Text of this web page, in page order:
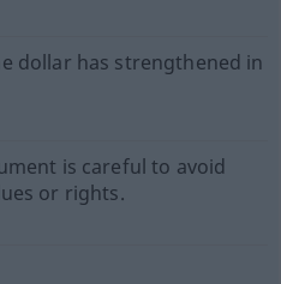
dollar has strengthened in
is careful to avoid
or rights.